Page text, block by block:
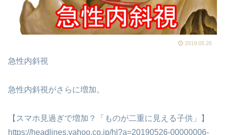
2019.05.26
急性内斜視
急性内斜視がさらに増加。
【 スマホ見過ぎで増加？「ものが二重に 見える子供 」
】
https://headlines.yahoo.co.jp/hl?a=20190526-00000006-